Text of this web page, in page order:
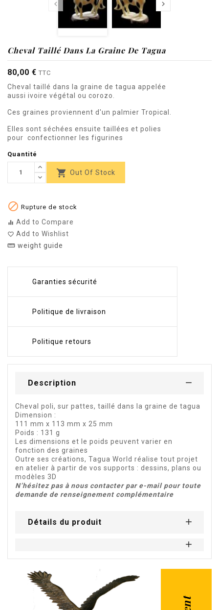
 
Cheval Taillé Dans La Graine De Tagua
80,00 € TTC
Cheval taillé dans la graine de tagua appelée
aussi ivoire végétal ou corozo.
Ces graines proviennent d'un palmier Tropical.
Elles sont séchées ensuite taillées et polies
pour confectionner les figurines
Quantité
 Out Of Stock
 Rupture de stock
equalizer Add to Compare
favorite_border Add to Wishlist
straighten weight guide
Garanties sécurité
Politique de livraison
Politique retours
Description
Cheval poli, sur pattes, taillé dans la graine de tagua
Dimension :
111 mm x 113 mm x 25 mm
Poids : 131 g
Les dimensions et le poids peuvent varier en
fonction des graines
Outre ses créations, Tagua World réalise tout projet
en atelier à partir de vos supports : dessins, plans ou
modèles 3D
N’hésitez pas à nous contacter par e-mail pour toute
demande de renseignement complémentaire
Détails du produit